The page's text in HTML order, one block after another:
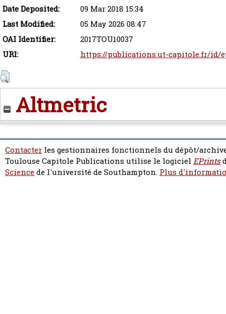
Date Deposited:
09 Mar 2018 15:34
Last Modified:
05 May 2026 08:47
OAI Identifier:
2017TOU10037
URI:
https://publications.ut-capitole.fr/id/
Altmetric
Contacter les gestionnaires fonctionnels du dépôt/
Toulouse Capitole Publications utilise le logiciel EPrints
Sciencede l'université de Southampton. Plus